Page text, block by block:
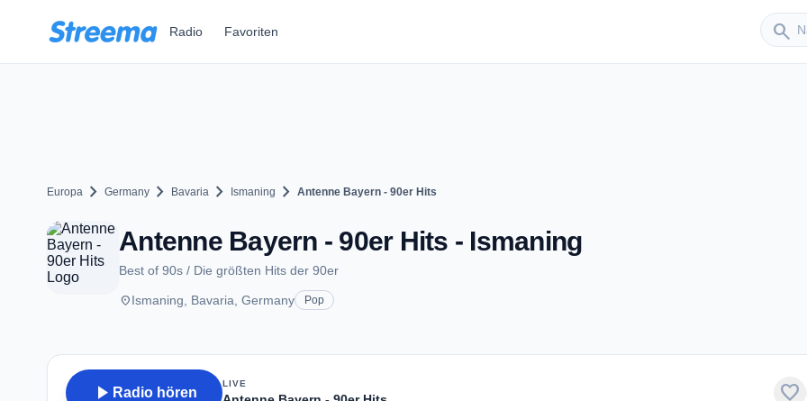
Radio Favoriten search
Sender
Europa chevron_right Germany chevron_right Bavaria chevron_right Ismaning chevron_right Antenne Bayern - 90er Hits
Antenne Bayern - 90er Hits - Ismaning
Best of 90s / Die größten Hits der 90er
placeIsmaning, Bavaria, Germany Pop
play_arrow Radio hören
LIVE favorite